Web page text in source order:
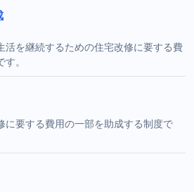
活を継続するための住宅改修に要する費
。
に要する費用の一部を助成する制度で